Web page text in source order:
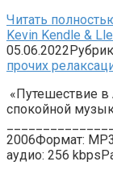
Читать
Kevin Kendle &
05.06.2022
прочих
«Путешествие в
спокойной
2006Формат:
аудио: 256